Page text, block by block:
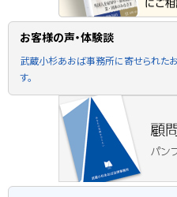
お客様の声・体験談
武蔵小杉あおば事務所に寄せられた
す。